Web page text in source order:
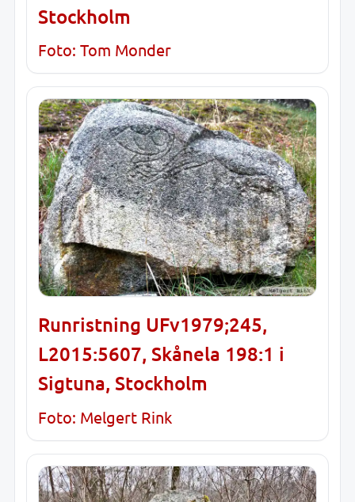
Stockholm
Foto: Tom Monder
Runristning UFv1979;245,
L2015:5607, Skånela 198:1 i
Sigtuna, Stockholm
Foto: Melgert Rink